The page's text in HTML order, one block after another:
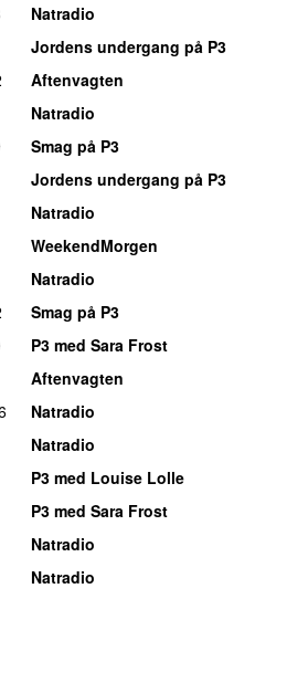
Natradio
Jordens undergang på P3
Aftenvagten
Natradio
Smag på P3
Jordens undergang på P3
Natradio
WeekendMorgen
Natradio
Smag på P3
P3 med Sara Frost
Aftenvagten
Natradio
Natradio
P3 med Louise Lolle
P3 med Sara Frost
Natradio
Natradio